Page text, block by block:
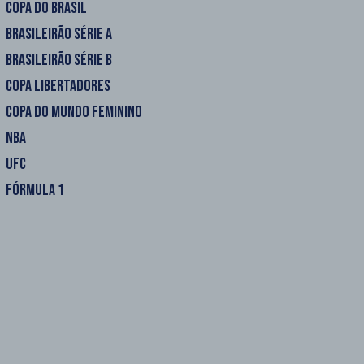
COPA DO BRASIL
BRASILEIRÃO SÉRIE A
BRASILEIRÃO SÉRIE B
COPA LIBERTADORES
COPA DO MUNDO FEMININO
NBA
UFC
FÓRMULA 1